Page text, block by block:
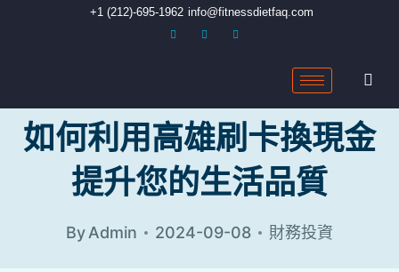
+1 (212)-695-1962 info@fitnessdietfaq.com
如何利用高雄刷卡換現金
提升您的生活品質
ByAdmin 2024-09-08 財務投資